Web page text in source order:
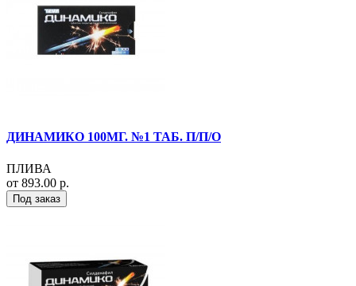
ДИНАМИКО 100МГ. №1 ТАБ. П/П/О
ПЛИВА
от 893.00 р.
Под заказ